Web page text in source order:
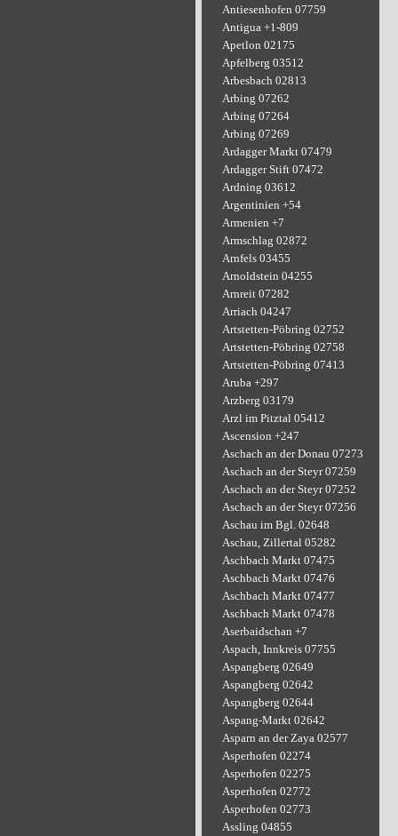
Antiesenhofen 07759
Antigua +1-809
Apetlon 02175
Apfelberg 03512
Arbesbach 02813
Arbing 07262
Arbing 07264
Arbing 07269
Ardagger Markt 07479
Ardagger Stift 07472
Ardning 03612
Argentinien +54
Armenien +7
Armschlag 02872
Arnfels 03455
Arnoldstein 04255
Arnreit 07282
Arriach 04247
Artstetten-Pöbring 02752
Artstetten-Pöbring 02758
Artstetten-Pöbring 07413
Aruba +297
Arzberg 03179
Arzl im Pitztal 05412
Ascension +247
Aschach an der Donau 07273
Aschach an der Steyr 07259
Aschach an der Steyr 07252
Aschach an der Steyr 07256
Aschau im Bgl. 02648
Aschau, Zillertal 05282
Aschbach Markt 07475
Aschbach Markt 07476
Aschbach Markt 07477
Aschbach Markt 07478
Aserbaidschan +7
Aspach, Innkreis 07755
Aspangberg 02649
Aspangberg 02642
Aspangberg 02644
Aspang-Markt 02642
Asparn an der Zaya 02577
Asperhofen 02274
Asperhofen 02275
Asperhofen 02772
Asperhofen 02773
Assling 04855